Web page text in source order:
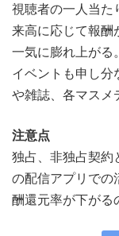
視聴者の一人当た
来高に応じて報酬
一気に膨れ上がる。
イベントも申し分
や雑誌、各マスメ
注意点
独占、非独占契約
の配信アプリでの
酬還元率が下がる